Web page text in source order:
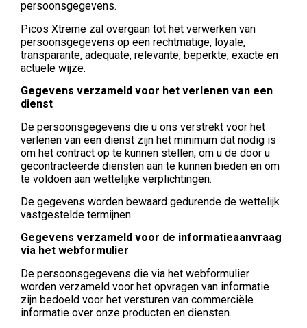
persoonsgegevens.
Picos Xtreme zal overgaan tot het verwerken van
persoonsgegevens op een rechtmatige, loyale,
transparante, adequate, relevante, beperkte, exacte en
actuele wijze.
Gegevens verzameld voor het verlenen van een
dienst
De persoonsgegevens die u ons verstrekt voor het
verlenen van een dienst zijn het minimum dat nodig is
om het contract op te kunnen stellen, om u de door u
gecontracteerde diensten aan te kunnen bieden en om
te voldoen aan wettelijke verplichtingen.
De gegevens worden bewaard gedurende de wettelijk
vastgestelde termijnen.
Gegevens verzameld voor de informatieaanvraag
via het webformulier
De persoonsgegevens die via het webformulier
worden verzameld voor het opvragen van informatie
zijn bedoeld voor het versturen van commerciële
informatie over onze producten en diensten.